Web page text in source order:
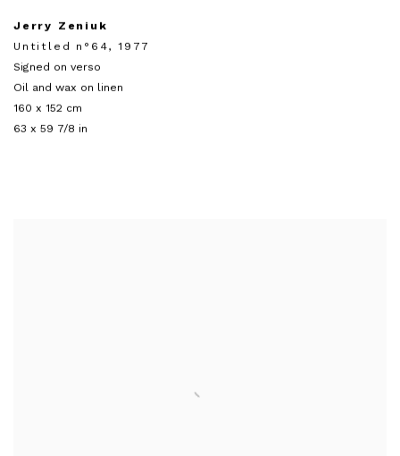
Jerry Zeniuk
Untitled n°64, 1977
Signed on verso
Oil and wax on linen
160 x 152 cm
63 x 59 7/8 in